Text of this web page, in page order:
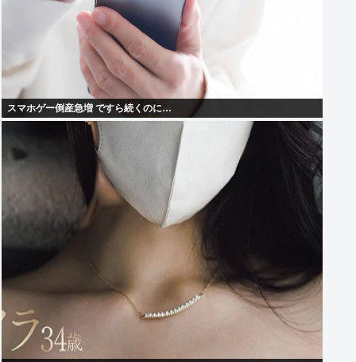
スマホゲー倒産急増 ですら続くのに…